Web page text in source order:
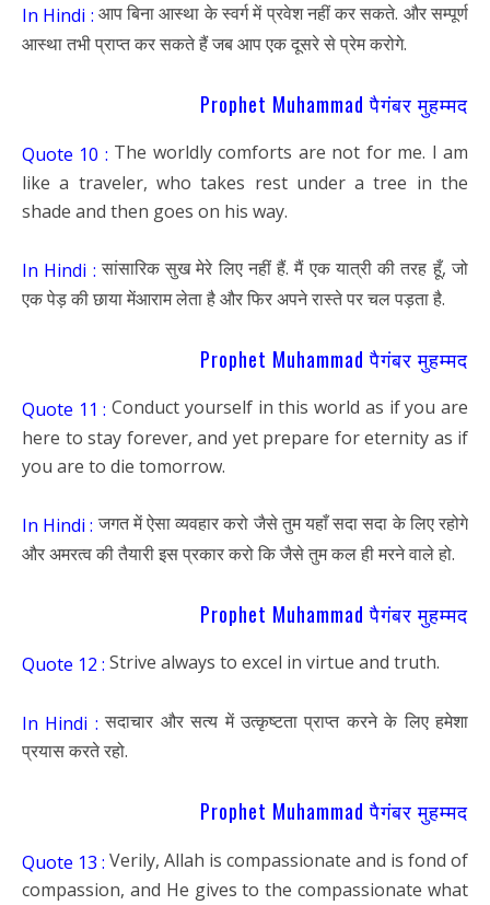
In Hindi : आप बिना आस्था के स्वर्ग में प्रवेश नहीं कर सकते. और सम्पूर्ण
आस्था तभी प्राप्त कर सकते हैं जब आप एक दूसरे से प्रेम करोगे.
Prophet Muhammad पैगंबर मुहम्मद
Quote 10 : The worldly comforts are not for me. I am
like a traveler, who takes rest under a tree in the
shade and then goes on his way.
In Hindi : सांसारिक सुख मेरे लिए नहीं हैं. मैं एक यात्री की तरह हूँ, जो
एक पेड़ की छाया मेंआराम लेता है और फिर अपने रास्ते पर चल पड़ता है.
Prophet Muhammad पैगंबर मुहम्मद
Quote 11 : Conduct yourself in this world as if you are
here to stay forever, and yet prepare for eternity as if
you are to die tomorrow.
In Hindi : जगत में ऐसा व्यवहार करो जैसे तुम यहाँ सदा सदा के लिए रहोगे
और अमरत्व की तैयारी इस प्रकार करो कि जैसे तुम कल ही मरने वाले हो.
Prophet Muhammad पैगंबर मुहम्मद
Quote 12 : Strive always to excel in virtue and truth.
In Hindi : सदाचार और सत्य में उत्कृष्टता प्राप्त करने के लिए हमेशा
प्रयास करते रहो.
Prophet Muhammad पैगंबर मुहम्मद
Quote 13 : Verily, Allah is compassionate and is fond of
compassion, and He gives to the compassionate what